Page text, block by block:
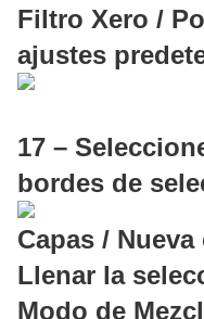
Filtro Xero /
ajustes
17 –
bordes de
Capas /
Llenar la
Modo de